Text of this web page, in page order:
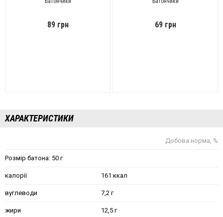
89 грн 69 грн
ХАРАКТЕРИСТИКИ
Добова норма, %
Розмір батона: 50 г
калорії 161 ккал
вуглеводи 7,2 г
жири 12,5 г